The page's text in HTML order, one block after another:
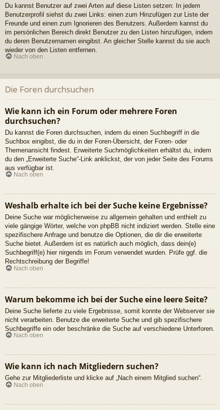
Du kannst Benutzer auf zwei Arten auf diese Listen setzen: In jedem
Benutzerprofil siehst du zwei Links: einen zum Hinzufügen zur Liste der
Freunde und einen zum Ignorieren des Benutzers. Außerdem kannst du
im persönlichen Bereich direkt Benutzer zu den Listen hinzufügen, indem
du deren Benutzernamen eingibst. An gleicher Stelle kannst du sie auch
wieder von den Listen entfernen.
Nach oben
Die Foren durchsuchen
Wie kann ich ein Forum oder mehrere Foren
durchsuchen?
Du kannst die Foren durchsuchen, indem du einen Suchbegriff in die
Suchbox eingibst, die du in der Foren-Übersicht, der Foren- oder
Themenansicht findest. Erweiterte Suchmöglichkeiten erhältst du, indem
du den „Erweiterte Suche“-Link anklickst, der von jeder Seite des Forums
aus verfügbar ist.
Nach oben
Weshalb erhalte ich bei der Suche keine Ergebnisse?
Deine Suche war möglicherweise zu allgemein gehalten und enthielt zu
viele gängige Wörter, welche von phpBB nicht indiziert werden. Stelle eine
spezifischere Anfrage und benutze die Optionen, die dir die erweiterte
Suche bietet. Außerdem ist es natürlich auch möglich, dass dein(e)
Suchbegriff(e) hier nirgends im Forum verwendet wurden. Prüfe ggf. die
Rechtschreibung der Begriffe!
Nach oben
Warum bekomme ich bei der Suche eine leere Seite?
Deine Suche lieferte zu viele Ergebnisse, somit konnte der Webserver sie
nicht verarbeiten. Benutze die erweiterte Suche und gib spezifischere
Suchbegriffe ein oder beschränke die Suche auf verschiedene Unterforen.
Nach oben
Wie kann ich nach Mitgliedern suchen?
Gehe zur Mitgliederliste und klicke auf „Nach einem Mitglied suchen“.
Nach oben